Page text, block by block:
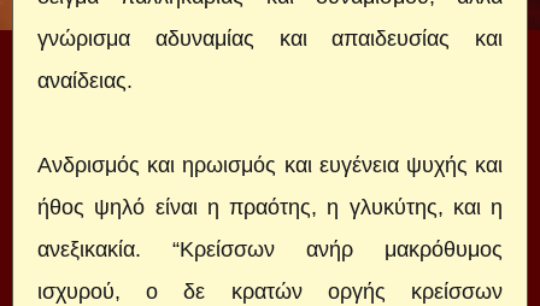
γνώρισμα αδυναμίας και απαιδευσίας και
αναίδειας.
Ανδρισμός και ηρωισμός και ευγένεια ψυχής και
ήθος ψηλό είναι η πραότης, η γλυκύτης, και η
ανεξικακία. “Kρείσσων ανήρ μακρόθυμος
ισχυρού, ο δε κρατών οργής κρείσσων